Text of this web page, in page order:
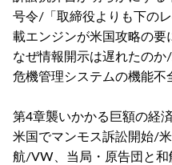
号令/「取締役よりも下の
載エンジンが米国攻略の
なぜ情報開示は遅れたの
危機管理システムの機能不
第4章襲いかかる巨額の経
米国でマンモス訴訟開始/
航/VW、当局・原告団と